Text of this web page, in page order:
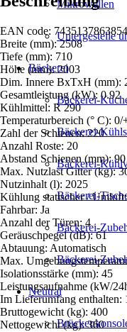
Mikrowellen
Untergestelle
Bäckerei
Bäckerei-
Bäckerei-
Bäckerei-
Bäckerei-
Bäckerei-
Bäckerei-
Neutral
EAN code: 7435137863854
Breite (mm): 2508
Tiefe (mm): 710
Höhe (mm): 2003
Dim. Innere BxTxH (mm):
Gesamtleistung (kW): 0.92
Kühlmittel: R 290
Temperaturbereich (° C): 0/
Zahl der Schienen: 220
Anzahl Roste: 20
Abstand Schienen (mm): 90
Max. Nutzlast Gitter (kg):
Nutzinhalt (l): 2025
Kühlung statischer /
Fahrbar: Ja
Anzahl der Türen: 4
Geräuschpegel (dB): 61
Abtauung: Automatisch
Max.
Isolationsstärke (mm): 45
Leistungsaufnahme (kW/
Im Lieferumfang enthalten:
Bruttogewicht (kg): 400
Nettogewicht (kg): 360